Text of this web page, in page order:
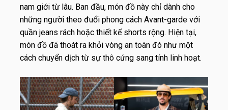
nam giới từ lâu. Ban đầu, món đồ này chỉ dành cho
những người theo đuổi phong cách Avant-garde với
quần jeans rách hoặc thiết kế shorts rộng. Hiện tại,
món đồ đã thoát ra khỏi vòng an toàn đó như một
cách chuyển dịch từ sự thô cứng sang tính linh hoạt.